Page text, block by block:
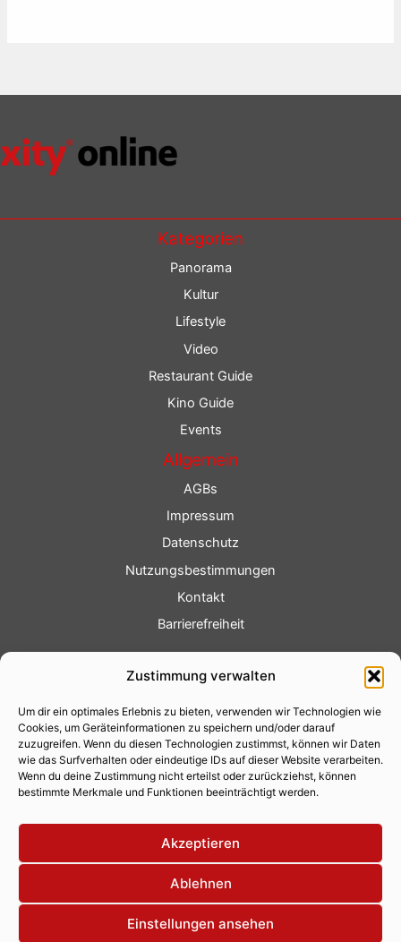
Zustimmung verwalten
Um dir ein optimales Erlebnis zu bieten, verwenden wir Technologien wie
Cookies, um Geräteinformationen zu speichern und/oder darauf
zuzugreifen. Wenn du diesen Technologien zustimmst, können wir Daten
wie das Surfverhalten oder eindeutige IDs auf dieser Website verarbeiten.
Wenn du deine Zustimmung nicht erteilst oder zurückziehst, können
bestimmte Merkmale und Funktionen beeinträchtigt werden.
Akzeptieren
Ablehnen
Einstellungen ansehen
Kategorien
Panorama
Kultur
Lifestyle
Video
Restaurant Guide
Kino Guide
Events
Allgemein
AGBs
Impressum
Datenschutz
Nutzungsbestimmungen
Kontakt
Barrierefreiheit
Fotoservice
Videoservice
Werbung
Contenterstellung
Lokalnachrichten
Lokalfernsehen
Eventkalender